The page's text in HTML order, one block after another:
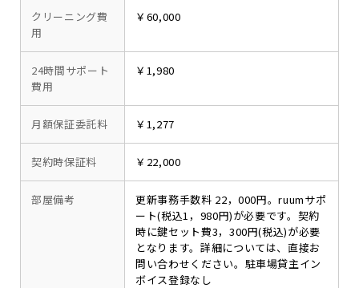
クリーニング費
用
￥60,000
24時間サポート
費用
￥1,980
月額保証委託料 ￥1,277
契約時保証料 ￥22,000
部屋備考
更新事務手数料 22，000円。ruumサポ
ート(税込1，980円)が必要です。契約
時に鍵セット費3，300円(税込)が必要
となります。詳細については、直接お
問い合わせください。駐車場貸主イン
ボイス登録なし